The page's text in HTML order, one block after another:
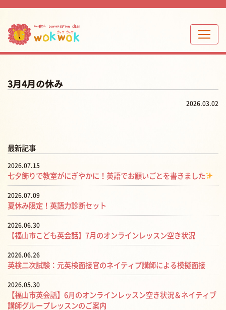
3月4月の休み
2026.03.02
最新記事
2026.07.15
七夕飾りで教室がにぎやかに！英語でお願いごとを書きました
2026.07.09
夏休み限定！英語力診断セット
2026.06.30
【福山市こども英会話】7月のオンラインレッスン空き状況
2026.06.26
英検二次試験：元英検面接官のネイティブ講師による模擬面接
2026.05.30
【福山市英会話】6月のオンラインレッスン空き状況＆ネイティブ
講師グループレッスンのご案内